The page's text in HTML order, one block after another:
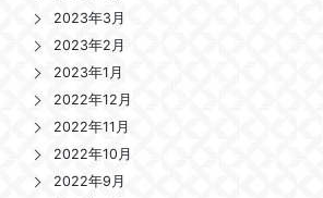
2023年3月
2023年2月
2023年1月
2022年12月
2022年11月
2022年10月
2022年9月